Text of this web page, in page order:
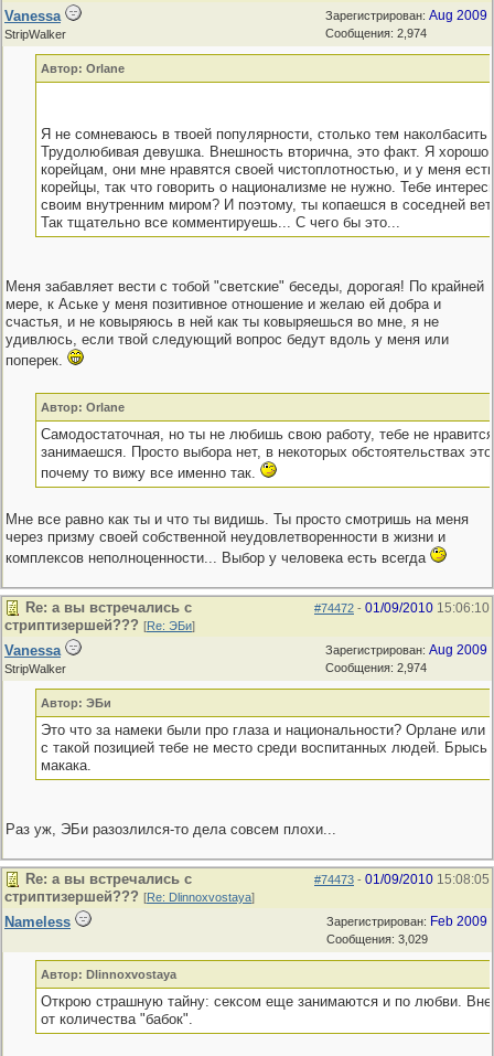
Зарегистрирован: Aug 2009
Сообщения: 2,974
Vanessa
StripWalker
Автор: Orlane
Я не сомневаюсь в твоей популярности, столько тем наколбасить
Трудолюбивая девушка. Внешность вторична, это факт. Я хорошо
корейцам, они мне нравятся своей чистоплотностью, и у меня
корейцы, так что говорить о национализме не нужно. Тебе
своим внутренним миром? И поэтому, ты копаешся в соседней
Так тщательно все комментируешь... С чего бы это...
Меня забавляет вести с тобой "светские" беседы, дорогая! По крайней
мере, к Аське у меня позитивное отношение и желаю ей добра и
счастья, и не ковыряюсь в ней как ты ковыряешься во мне, я не
удивлюсь, если твой следующий вопрос бедут вдоль у меня или
поперек.
Автор: Orlane
Самодостаточная, но ты не любишь свою работу, тебе не
занимаешся. Просто выбора нет, в некоторых обстоятельствах
почему то вижу все именно так.
Мне все равно как ты и что ты видишь. Ты просто смотришь на меня
через призму своей собственной неудовлетворенности в жизни и
комплексов неполноценности... Выбор у человека есть всегда
#74472 - 01/09/2010 15:06:10
Re: а вы встречались с
стриптизершей??? [Re: ЭБи]
Зарегистрирован: Aug 2009
Сообщения: 2,974
Vanessa
StripWalker
Автор: ЭБи
Это что за намеки были про глаза и национальности? Орлане или
с такой позицией тебе не место среди воспитанных людей. Брысь
макака.
Раз уж, ЭБи разозлился-то дела совсем плохи...
#74473 - 01/09/2010 15:08:05
Re: а вы встречались с
стриптизершей??? [Re: Dlinnoxvostaya]
Зарегистрирован: Feb 2009
Сообщения: 3,029
Nameless
Автор: Dlinnoxvostaya
Открою страшную тайну: сексом еще занимаются и по любви. Вне
от количества "бабок".